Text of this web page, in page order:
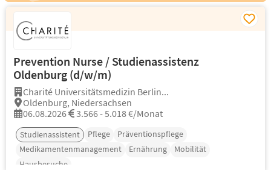
Prevention Nurse / Studienassistenz
Oldenburg (d/w/m)
Charité Universitätsmedizin Berlin...
Oldenburg, Niedersachsen
06.08.2026
3.566 - 5.018 €/Monat
Studienassistent Pflege
Präventionspflege
Medikamentenmanagement
Ernährung
Mobilität
Hausbesuche